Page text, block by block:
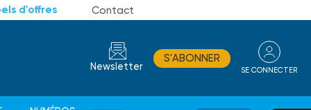
d'offres Contact
Newsletter
S'ABONNER
SE CONNECTER